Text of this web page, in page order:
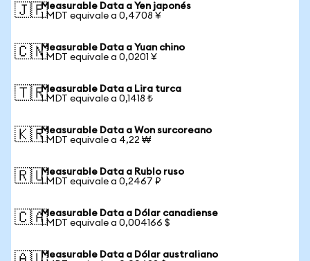
🇯🇵Measurable Data a Yen japonés
1 MDT equivale a 0,4708 ¥
🇨🇳Measurable Data a Yuan chino
1 MDT equivale a 0,0201 ¥
🇹🇷Measurable Data a Lira turca
1 MDT equivale a 0,1418 ₺
🇰🇷Measurable Data a Won surcoreano
1 MDT equivale a 4,22 ₩
🇷🇺Measurable Data a Rublo ruso
1 MDT equivale a 0,2467 ₽
🇨🇦Measurable Data a Dólar canadiense
1 MDT equivale a 0,004166 $
Measurable Data a Dólar australiano